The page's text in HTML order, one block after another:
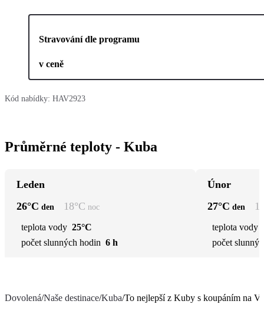
Stravování dle programu
v ceně
Kód nabídky: HAV2923
Průměrné teploty - Kuba
Leden
26°C den 18°C noc
teplota vody 25°C
počet slunných hodin 6 h
Únor
27°C den
teplota vody
počet
Dovolená/Naše destinace/Kuba/To nejlepší z Kuby s koupáním na